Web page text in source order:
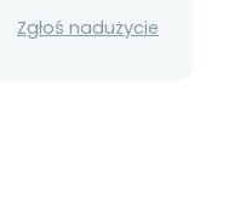
Zgłoś nadużycie